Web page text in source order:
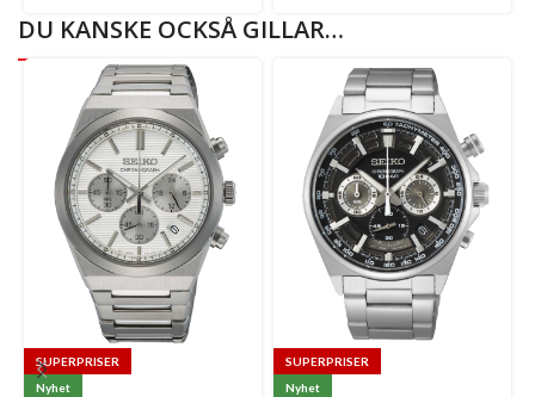
DU KANSKE OCKSÅ GILLAR…
SUPERPRISER
Nyhet
SUPERPRISER
Nyhet